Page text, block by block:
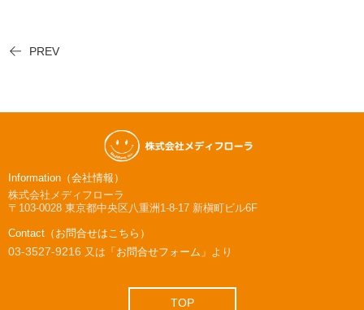
PREV
Information（会社情報）
株式会社メディフローラ
〒103-0028 東京都中央区八重洲1-8-17 新槇町ビル6F
Contact（お問合せはこちら）
03-3527-9216 又は 「お問合せフォーム」 より
TOP